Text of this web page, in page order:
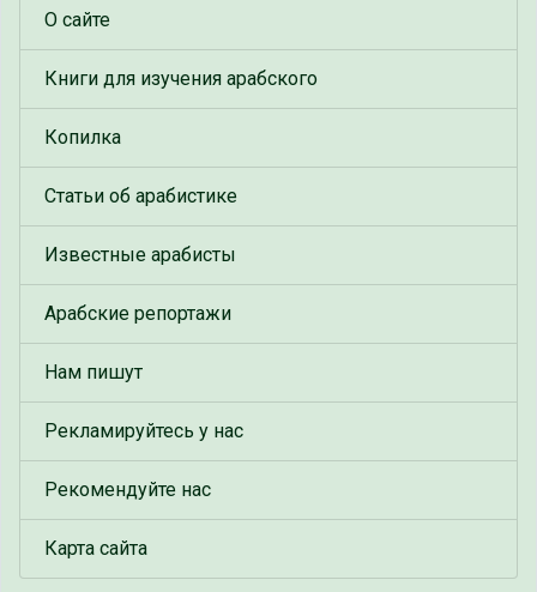
О сайте
Книги для изучения арабского
Копилка
Статьи об арабистике
Известные арабисты
Арабские репортажи
Нам пишут
Рекламируйтесь у нас
Рекомендуйте нас
Карта сайта